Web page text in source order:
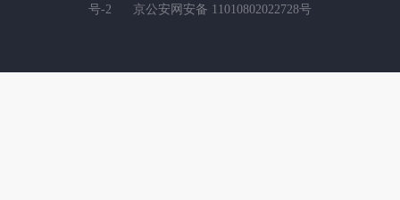
号-2
京公安网安备 11010802022728号